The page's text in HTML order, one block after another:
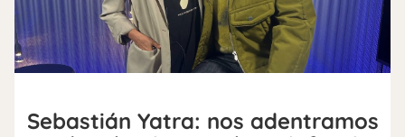
Sebastián Yatra: nos adentramos